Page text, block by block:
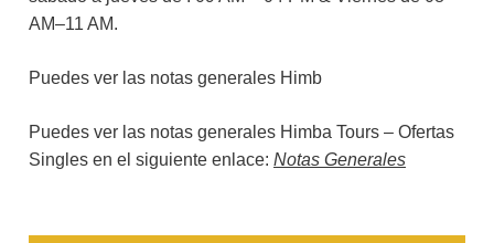
AM–11 AM.
Puedes ver las notas generales Himb
Puedes ver las notas generales Himba Tours – Ofertas
Singles en el siguiente enlace: Notas Generales